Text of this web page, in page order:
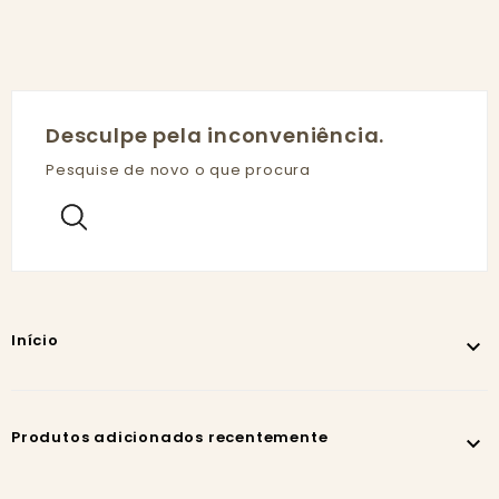
Desculpe pela inconveniência.
Pesquise de novo o que procura
Início 
Produtos adicionados recentemente 